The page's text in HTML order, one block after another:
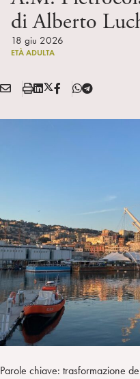
di Alberto
18 giu 2026
ETÀ ADULTA
Condividi:
E
A
S
a
L
n
X
T
F
T
l
Parole chiave: trasformazione